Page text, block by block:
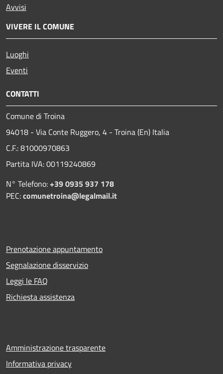
Avvisi
VIVERE IL COMUNE
Luoghi
Eventi
CONTATTI
Comune di Troina
94018 - Via Conte Ruggero, 4 - Troina (En) Italia
C.F.: 81000970863
Partita IVA: 00119240869
N° Telefono:+39 0935 937 178
PEC:comunetroina@legalmail.it
Prenotazione appuntamento
Segnalazione disservizio
Leggi le FAQ
Richiesta assistenza
Amministrazione trasparente
Informativa privacy